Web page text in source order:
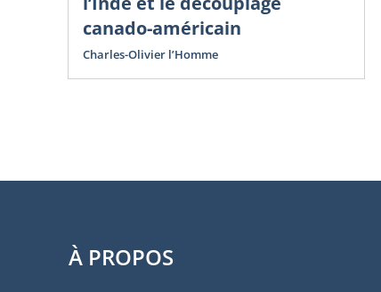
canado-américain
Charles-Olivier l’Homme
À PROPOS